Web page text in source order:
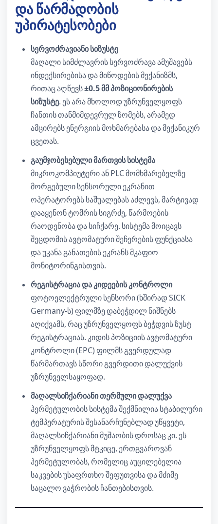
და წარმადობის
უპირატესობები
სერვოძრავიანი სიზუსტე
მაღალი სიმძლავრის სერვოძრავა ამუშავებს
ინდექსირებისა და მიწოდების მექანიზმს,
რითაც აღწევს±0.5 მმ პოზიციონირების
სიზუსტე. ეს არა მხოლოდ უზრუნველყოფს
ჩანთის თანმიმდევრულ ზომებს, არამედ
ამცირებს ენერგიის მოხმარებასა და მექანიკურ
ცვეთას.
გაუმჯობესებული მართვის სისტემა
მიკროკომპიუტერი ან PLC მომხმარებელზე
მორგებული სენსორული ეკრანით
ოპერატორებს საშუალებას აძლევს, მარტივად
დააყენონ ტომრის სიგრძე, წარმოების
რაოდენობა და სიჩქარე. სისტემა მოიცავს
შეცდომის ავტომატური შეჩერების ფუნქციასა
და უკანა განათების ეკრანს მკაფიო
მონიტორინგისთვის.
რეგისტრაცია და კიდეების კონტროლი
ფოტოელექტრული სენსორი (ხშირად SICK
Germany-ს) ფილმზე დაბეჭდილ ნიშნებს
აღიქვამს, რაც უზრუნველყოფს ბეჭდვის ზუსტ
რეგისტრაციას. კიდის პოზიციის ავტომატური
კონტროლი (EPC) ფილმს გვერდულად
წარმართავს სწორი გვერდითი დალუქვის
უზრუნველსაყოფად.
მაღალსიჩქარიანი თერმული დალუქვა
ჰერმეტულობის სისტემა შექმნილია სტაბილური
ტემპერატურის შესანარჩუნებლად უწყვეტი,
მაღალსიჩქარიანი მუშაობის დროსაც კი. ეს
უზრუნველყოფს მტკიცე, ერთგვაროვან
ჰერმეტულობას, რომელიც აუცილებელია
საკვების უსაფრთხო შეფუთვისა და მძიმე
საცალო ვაჭრობის ჩანთებისთვის.